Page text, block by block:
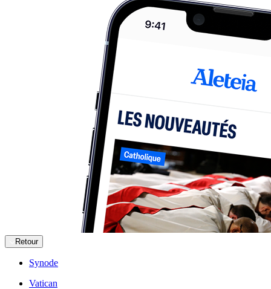
Retour
Synode
Vatican